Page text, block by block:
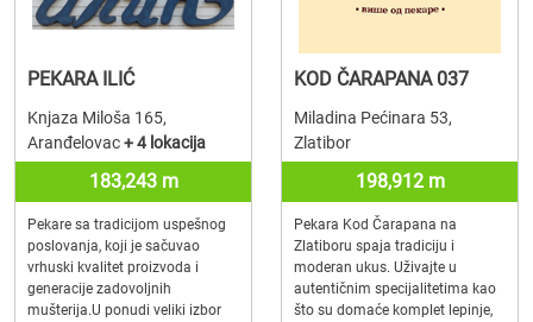
PEKARA ILIĆ
Knjaza Miloša 165,
Aranđelovac+ 4 lokacija
183,243 m
Pekare sa tradicijom uspešnog
poslovanja, koji je sačuvao
vrhuski kvalitet proizvoda i
generacije zadovoljnih
mušterija.U ponudi veliki izbor
KOD ČARAPANA 037
Miladina Pećinara 53,
Zlatibor
198,912 m
Pekara Kod Čarapana na
Zlatiboru spaja tradiciju i
moderan ukus. Uživajte u
autentičnim specijalitetima kao
što su domaće komplet lepinje,